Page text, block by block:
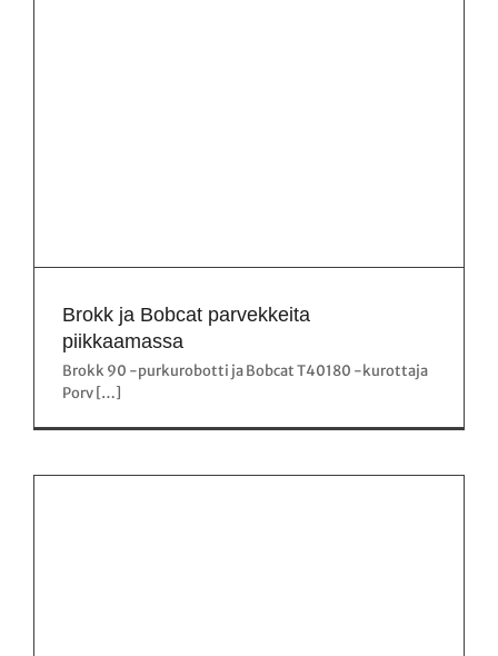
Brokk ja Bobcat parvekkeita
piikkaamassa
Brokk 90 -purkurobotti ja Bobcat T40180 -kurottaja
Porv […]